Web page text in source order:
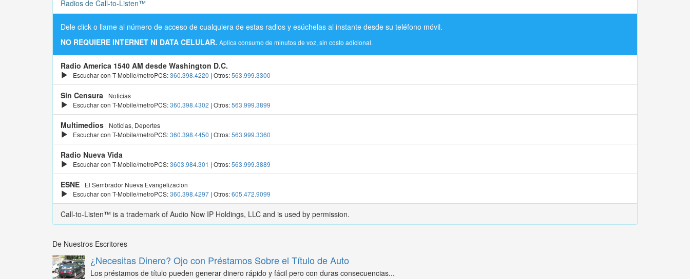
Radios de Call-to-Listen™
Dele click o llame al número de acceso de cualquiera de estas radios y esúchelas al instante desde su teléfono móvil.
NO REQUIERE INTERNET NI DATA CELULAR. Aplica consumo de minutos de voz, sin costo adicional.
Radio America 1540 AM desde Washington D.C.
Escuchar con T-Mobile/metroPCS:360.398.4220 | Otros:563.999.3300
Sin Censura
Noticias
Escuchar con T-Mobile/metroPCS:360.398.4302 | Otros:563.999.3899
Multimedios
Noticias, Deportes
Escuchar con T-Mobile/metroPCS:360.398.4450 | Otros:563.999.3360
Radio Nueva Vida
Escuchar con T-Mobile/metroPCS:3603.984.301 | Otros:563.999.3889
ESNE
El Sembrador Nueva Evangelizacion
Escuchar con T-Mobile/metroPCS:360.398.4297 | Otros:605.472.9099
Call-to-Listen™ is a trademark of Audio Now IP Holdings, LLC and is used by permission.
De Nuestros Escritores
¿Necesitas Dinero? Ojo con Préstamos Sobre el Título de Auto
Los préstamos de título pueden generar dinero rápido y fácil pero con duras consecuencias...